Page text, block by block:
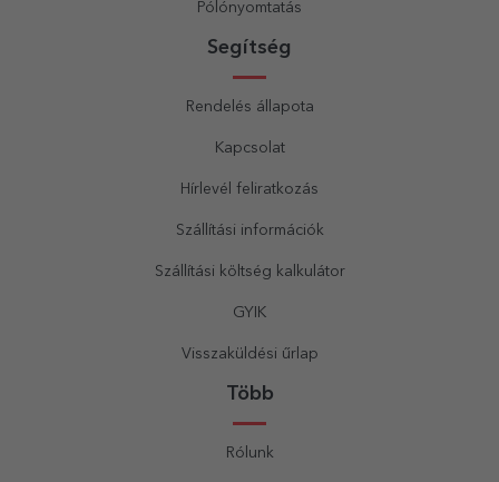
Pólónyomtatás
Segítség
Rendelés állapota
Kapcsolat
Hírlevél feliratkozás
Szállítási információk
Szállítási költség kalkulátor
GYIK
Visszaküldési űrlap
Több
Rólunk